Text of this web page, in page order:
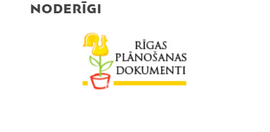
NODERĪGI